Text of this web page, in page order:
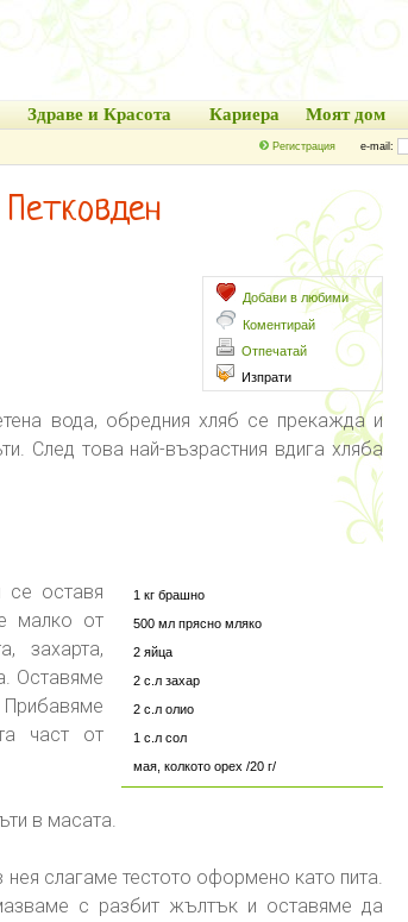
Здраве и Красота Кариера Моят дом
Регистрация e-mail:
Добави в любими
Коментирай
Отпечатай
Изпрати
вода, обредния хляб се прекажда и
След това най-възрастния вдига хляба
1 кг брашно
500 мл прясно мляко
2 яйца
2 с.л захар
2 с.л олио
1 с.л сол
мая, колкото орех /20 г/
се оставя
малко от
захарта,
Оставяме
част от
в масата.
слагаме тестото оформено като пита.
с разбит жълтък и оставяме да